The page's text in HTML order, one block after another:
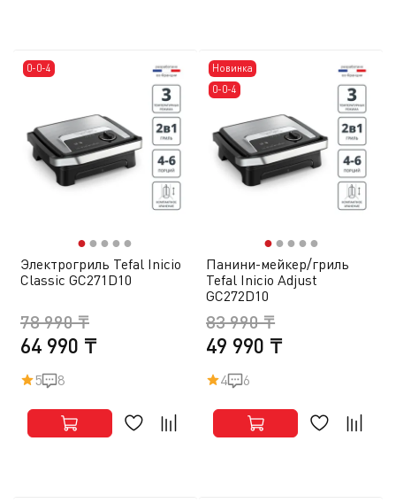
0-0-4
●● ● ● ●
Электрогриль Tefal Inicio
Classic GC271D10
64 990 ₸
78 990 ₸
5 8
Новинка
0-0-4
●● ● ● ●
Панини-мейкер/гриль
Tefal Inicio Adjust
GC272D10
49 990 ₸
83 990 ₸
4 6